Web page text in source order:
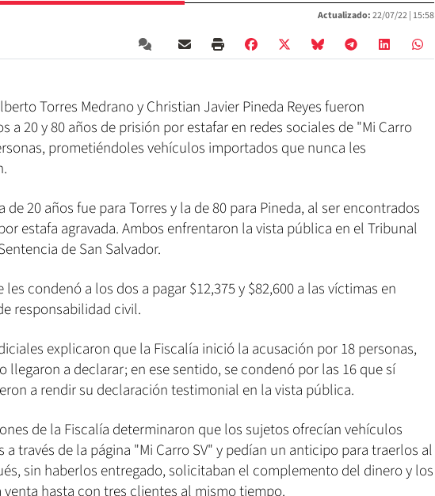
Actualizado:22/07/22 | 15:58
Torres Medrano y Christian Javier Pineda Reyes fueron
a 20 y 80 años de prisión por estafar en redes sociales de "Mi Carro
prometiéndoles vehículos importados que nunca les
de 20 años fue para Torres y la de 80 para Pineda, al ser encontrados
estafa agravada. Ambos enfrentaron la vista pública en el Tribunal
de San Salvador.
les condenó a los dos a pagar $12,375 y $82,600 a las víctimas en
responsabilidad civil.
explicaron que la Fiscalía inició la acusación por 18 personas,
llegaron a declarar; en ese sentido, se condenó por las 16 que sí
a rendir su declaración testimonial en la vista pública.
de la Fiscalía determinaron que los sujetos ofrecían vehículos
a través de la página "Mi Carro SV" y pedían un anticipo para traerlos al
sin haberlos entregado, solicitaban el complemento del dinero y los
venta hasta con tres clientes al mismo tiempo.